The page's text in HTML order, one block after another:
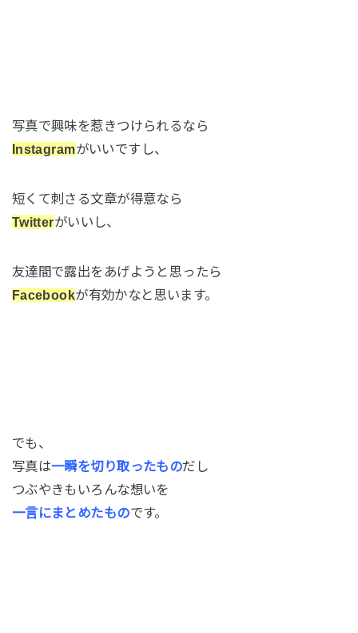
写真で興味を惹きつけられるなら
Instagramがいいですし、
短くて刺さる文章が得意なら
Twitterがいいし、
友達間で露出をあげようと思ったら
Facebookが有効かなと思います。
でも、
写真は一瞬を切り取ったものだし
つぶやきもいろんな想いを
一言にまとめたものです。